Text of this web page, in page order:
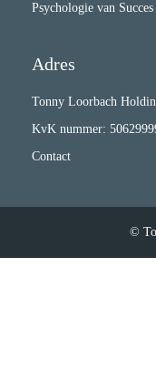
Psychologie van Succes
Adres
Tonny Loorbach
KvK nummer:
Contact
©